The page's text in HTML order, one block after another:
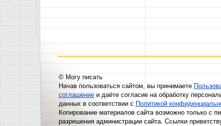
© Могу писать
Начав пользоваться сайтом, вы принимаете
соглашениеи даёте согласие на обработку
данных в соответствии сПолитикой
Копирование материалов сайта возможно только с
разрешения администрации сайта. Ссылки